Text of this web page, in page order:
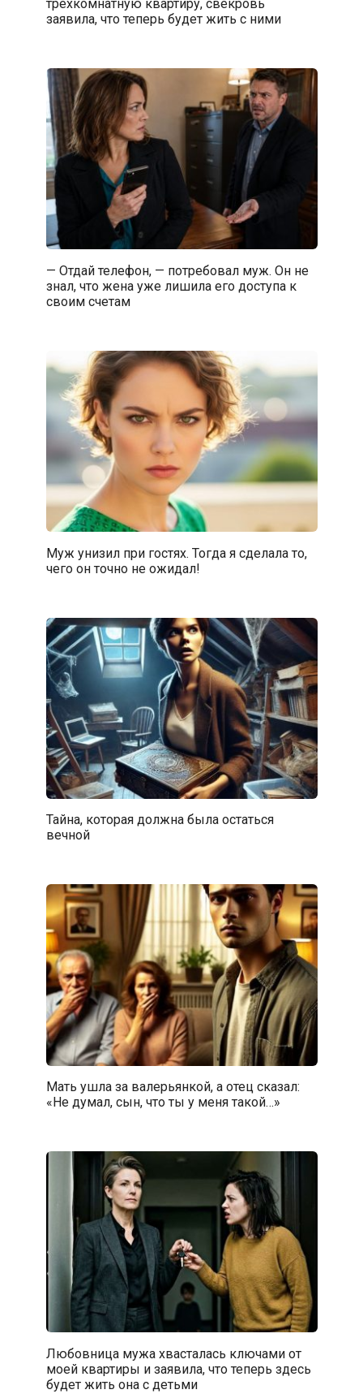
трехкомнатную квартиру, свекровь
заявила, что теперь будет жить с ними
— Отдай телефон, — потребовал муж. Он не
знал, что жена уже лишила его доступа к
своим счетам
Муж унизил при гостях. Тогда я сделала то,
чего он точно не ожидал!
Тайна, которая должна была остаться
вечной
Мать ушла за валерьянкой, а отец сказал:
«Не думал, сын, что ты у меня такой…»
Любовница мужа хвасталась ключами от
моей квартиры и заявила, что теперь здесь
будет жить она с детьми